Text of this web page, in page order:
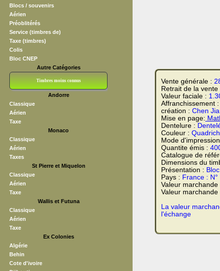
Blocs / souvenirs
Aérien
Préoblitérés
Service (timbres de)
Taxe (timbres)
Colis
Bloc CNEP
Autre Catégories
Timbres moins connus
Andorre
Classique
Aérien
Taxe
Monaco
Classique
Aérien
Taxes
St Pierre et Miquelon
Classique
Aérien
Taxe
Wallis et Futuna
Classique
Aérien
Taxe
Ex Colonies
Algérie
Behin
Cote d'ivoire
Vente générale :
Retrait de la
Valeur faciale :
Affranchissement
création : Chen
Mise en page:
Dentelure :
Couleur :
Mode
Quantite émis :
Catalogue de
Dimensions du
Présentation :
Pays : France :
Valeur
Valeur
La valeur
l'échange